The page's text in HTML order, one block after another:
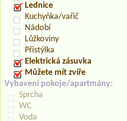
Lednice
Kuchyňka/vařič
Nádobí
Lůžkoviny
Přistýlka
Elektrická zásuvka
Můžete mít zvíře
Vybavení pokoje/apartmány:
Sprcha
WC
Voda